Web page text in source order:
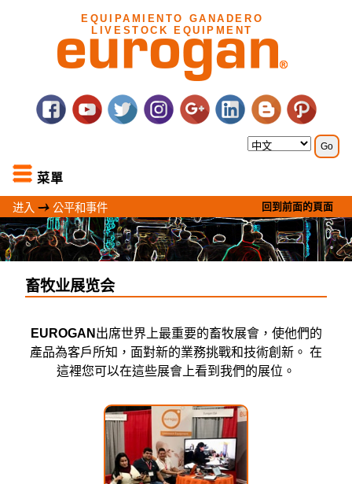
EQUIPAMIENTO GANADERO
LIVESTOCK EQUIPMENT
菜單
进入 公平和事件 回到前面的頁面
畜牧业展览会
EUROGAN 出席世界上最重要的畜牧展會，使他們的
產品為客戶所知，面對新的業務挑戰和技術創新。 在
這裡您可以在這些展會上看到我們的展位。